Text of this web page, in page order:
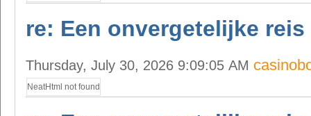
re: Een onvergetelijke reis
Thursday, July 30, 2026 9:09:05 AM
NeatHtml not found